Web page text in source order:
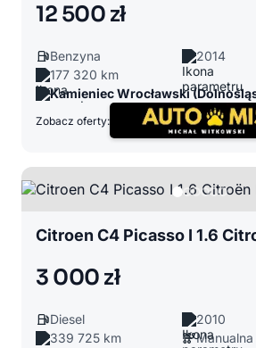
12 500 zł
Benzyna
2014
177 320 km
Kamieniec Wrocławski
Zobacz oferty:
3 000 zł
Diesel
2010
339 725 km
Manualna